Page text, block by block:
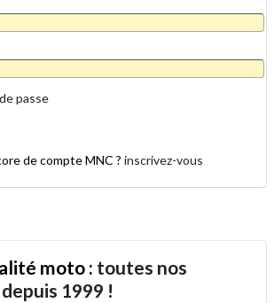
passe
de compte MNC ? inscrivez-vous
moto : toutes nos
1999 !